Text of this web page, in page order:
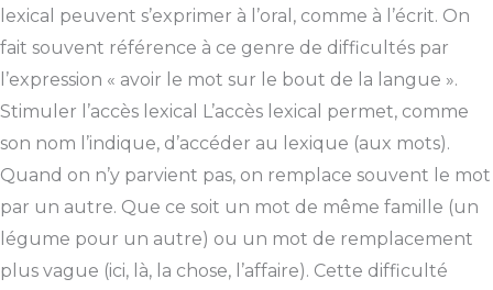
lexical peuvent s’exprimer à l’oral, comme à l’écrit. On
fait souvent référence à ce genre de difficultés par
l’expression « avoir le mot sur le bout de la langue ».
Stimuler l’accès lexical L’accès lexical permet, comme
son nom l’indique, d’accéder au lexique (aux mots).
Quand on n’y parvient pas, on remplace souvent le mot
par un autre. Que ce soit un mot de même famille (un
légume pour un autre) ou un mot de remplacement
plus vague (ici, là, la chose, l’affaire). Cette difficulté